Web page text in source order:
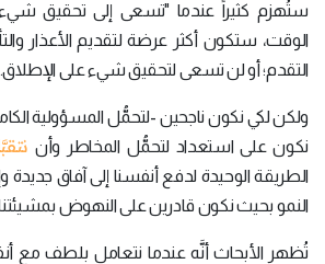
ستُهزم كثيراً عندما "تسعى إلى تحقيق شيء
الوقت، ستكون أكثر عرضة لتقديم الأعذار
التقدم؛ أو لن تسعى لتحقيق شيء على الإطلاق.
ولكن لكي نكون ناجحين -لتحمُّل المسؤولية
نكون على استعداد لتحمُّل المخاطر وأن
الطريقة الوحيدة لدفع أنفسنا إلى آفاق جديدة
النمو بحيث نكون قادرين على النهوض
تُظهر الأبحاث أنَّه عندما نتعامل بلطف مع